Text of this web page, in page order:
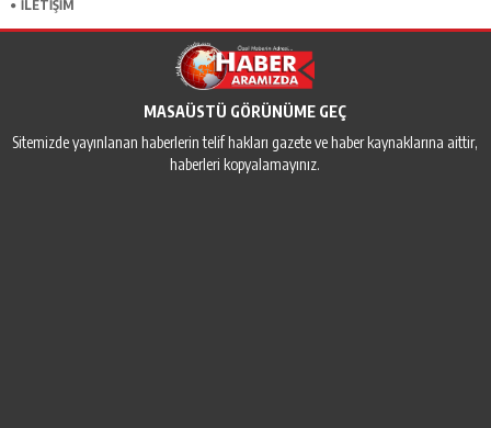
İLETİŞİM
MASAÜSTÜ GÖRÜNÜME GEÇ
Sitemizde yayınlanan haberlerin telif hakları gazete ve haber kaynaklarına aittir,
haberleri kopyalamayınız.